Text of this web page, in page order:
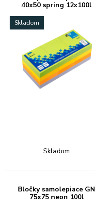
40x50 spring 12x100l
Skladom
Skladom
Bločky samolepiace GN
75x75 neon 100l